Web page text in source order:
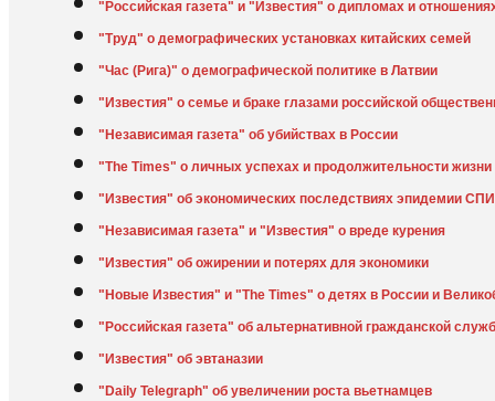
"Российская газета" и "Известия" о дипломах и
"Труд" о демографических установках китайских семей
"Час (Рига)" о демографической политике в Латвии
"Известия" о семье и браке глазами российской
"Независимая газета" об убийствах в России
"The Times" о личных успехах и продолжительности жизни
"Известия" об экономических последствиях эпидемии
"Независимая газета" и "Известия" о вреде курения
"Известия" об ожирении и потерях для экономики
"Новые Известия" и "The Times" о детях в России и
"Российская газета" об альтернативной гражданской
"Известия" об эвтаназии
"Daily Telegraph" об увеличении роста вьетнамцев